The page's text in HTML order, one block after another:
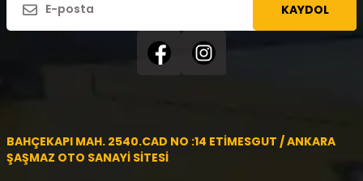
KAYDOL
BAHÇEKAPI MAH. 2540.CAD NO :14 ETİMESGUT / ANKARA
ŞAŞMAZ OTO SANAYİ SİTESİ